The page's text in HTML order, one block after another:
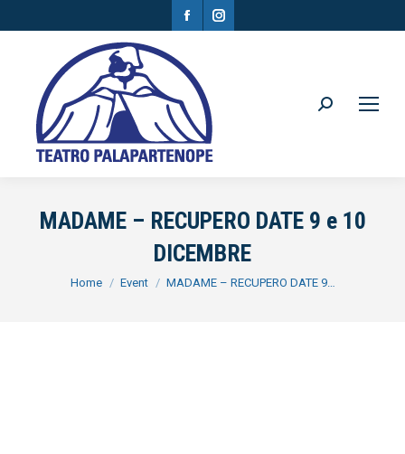
Facebook
opens
in
new
window
Instagram
Search:
MADAME – RECUPERO DATE 9 e 10
DICEMBRE
You are here:
Home Event MADAME – RECUPERO DATE 9…